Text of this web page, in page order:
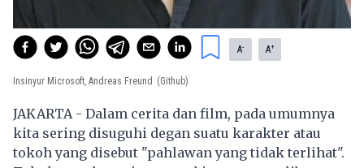
A- A+
Insinyur Microsoft, Andreas Freund (Github)
JAKARTA - Dalam cerita dan film, pada umumnya
kita sering disuguhi degan suatu karakter atau
tokoh yang disebut "pahlawan yang tidak terlihat".